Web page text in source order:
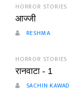
HORROR STORIES
आज्जी
RESHMA
HORROR STORIES
रानवाटा - 1
SACHIN